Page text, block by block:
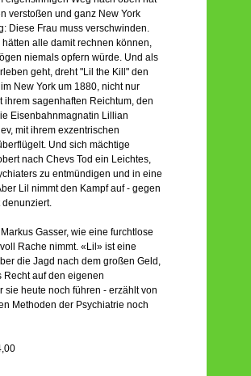
verstoßen und ganz New York
Diese Frau muss verschwinden.
alle damit rechnen können,
niemals opfern würde. Und als
geht, dreht "Lil the Kill" den
New York um 1880, nicht nur
sagenhaften Reichtum, den
Eisenbahnmagnatin Lillian
mit ihrem exzentrischen
Und sich mächtige
nach Chevs Tod ein Leichtes,
zu entmündigen und in eine
Lil nimmt den Kampf auf - gegen
denunziert.
Gasser, wie eine furchtlose
Rache nimmt. «Lil» ist eine
die Jagd nach dem großen Geld,
Recht auf den eigenen
sie heute noch führen - erzählt von
Methoden der Psychiatrie noch